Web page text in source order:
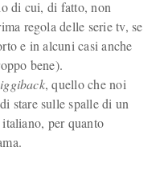
di cui, di fatto, non
regola delle serie tv, se
e in alcuni casi anche
bene).
, quello che noi
stare sulle spalle di un
per quanto